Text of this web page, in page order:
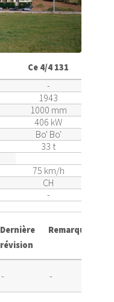
Ce 4/4 131
-
1943
1000 mm
406 kW
Bo' Bo'
33 t
75 km/h
CH
-
Dernière
révision
Remarque
- -